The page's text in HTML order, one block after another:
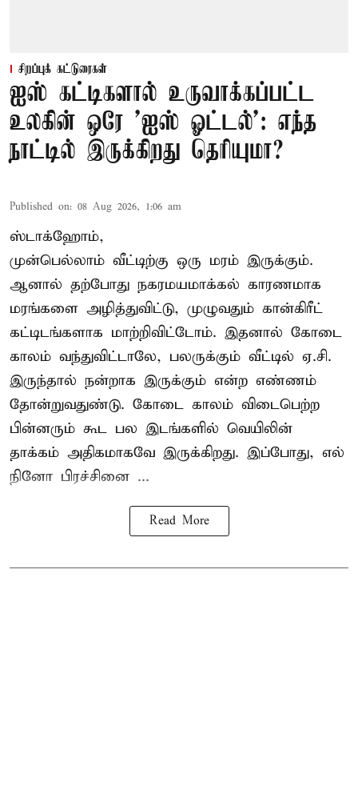
சிறப்புக் கட்டுரைகள்
ஐஸ் கட்டிகளால் உருவாக்கப்பட்ட
உலகின் ஒரே 'ஐஸ் ஓட்டல்': எந்த
நாட்டில் இருக்கிறது தெரியுமா?
Published on: 08 Aug 2026, 1:06 am
ஸ்டாக்ஹோம்,
முன்பெல்லாம் வீட்டிற்கு ஒரு மரம் இருக்கும்.
ஆனால் தற்போது நகரமயமாக்கல் காரணமாக
மரங்களை அழித்துவிட்டு, முழுவதும் கான்கிரீட்
கட்டிடங்களாக மாற்றிவிட்டோம். இதனால் கோடை
காலம் வந்துவிட்டாலே, பலருக்கும் வீட்டில் ஏ.சி.
இருந்தால் நன்றாக இருக்கும் என்ற எண்ணம்
தோன்றுவதுண்டு. கோடை காலம் விடைபெற்ற
பின்னரும் கூட பல இடங்களில் வெயிலின்
தாக்கம் அதிகமாகவே இருக்கிறது. இப்போது, எல்
நினோ பிரச்சினை ...
Read More